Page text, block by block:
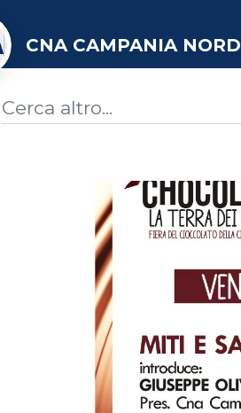
CNA CAMPANIA NORD